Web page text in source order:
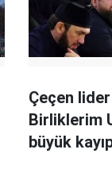
Çeçen
Birliklerim
büyük